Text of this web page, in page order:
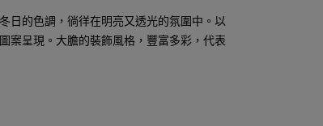
日的色調，徜徉在明亮又透光的氛圍中。以
案呈現。大膽的裝飾風格，豐富多彩，代表